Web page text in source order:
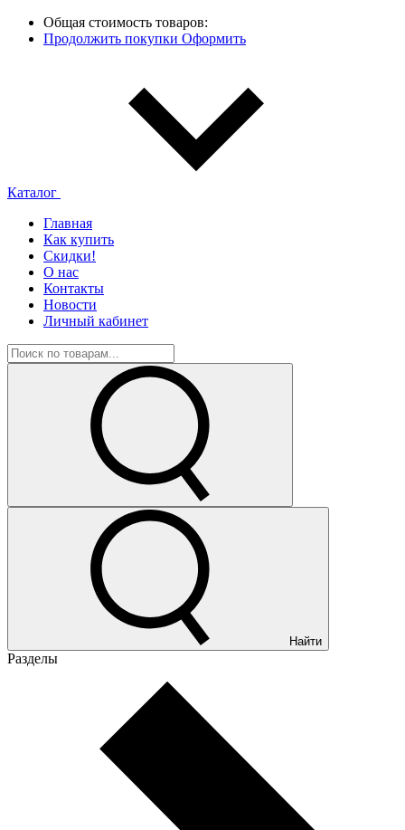
Общая стоимость товаров:
Продолжить покупки Оформить
Каталог
Главная
Как купить
Скидки!
О нас
Контакты
Новости
Личный кабинет
Найти
Разделы